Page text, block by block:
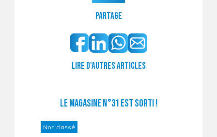
Partage
Lire d'autres articles
Le magasine n°31 est sorti !
Non classé